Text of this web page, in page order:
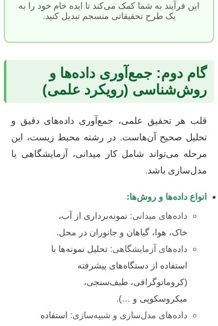
این فرآیند به شما کمک می‌کند تا ایده خام خود را به
یک طرح تحقیقاتی منسجم تبدیل کنید.
گام دوم: جمع‌آوری داده‌ها و
روش‌شناسی (رویکرد علمی)
قلب هر تحقیق علمی، جمع‌آوری داده‌های دقیق و
تحلیل صحیح آن‌هاست. در رشته محیط زیست، این
مرحله می‌تواند شامل کار میدانی، آزمایشگاهی یا
مدل‌سازی باشد.
انواع داده‌ها و روش‌ها:
داده‌های میدانی:نمونه‌برداری از آب،
خاک، هوا، گیاهان و جانوران در محل.
داده‌های آزمایشگاهی:تحلیل نمونه‌ها با
استفاده از دستگاه‌های پیشرفته
(کروماتوگرافی، طیف‌سنجی،
میکروسکوپی و …).
داده‌های مدل‌سازی و شبیه‌سازی: استفاده